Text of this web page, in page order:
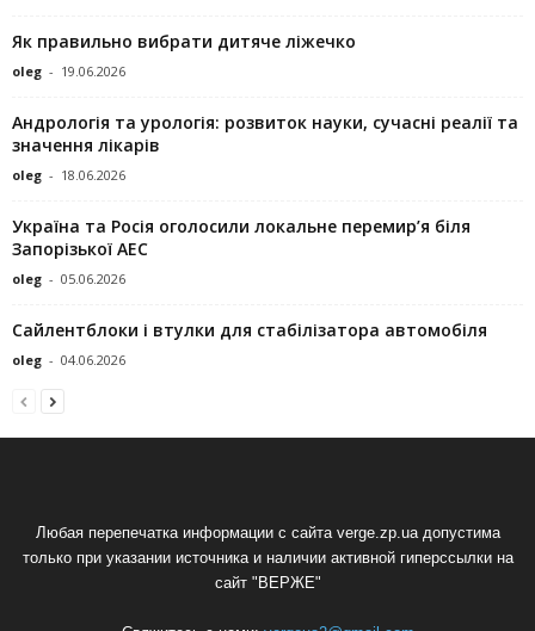
Як правильно вибрати дитяче ліжечко
oleg - 19.06.2026
Андрологія та урологія: розвиток науки, сучасні реалії та
значення лікарів
oleg - 18.06.2026
Україна та Росія оголосили локальне перемир’я біля
Запорізької АЕС
oleg - 05.06.2026
Сайлентблоки і втулки для стабілізатора автомобіля
oleg - 04.06.2026
Любая перепечатка информации с сайта verge.zp.ua допустима
только при указании источника и наличии активной гиперссылки на
сайт "ВЕРЖЕ"